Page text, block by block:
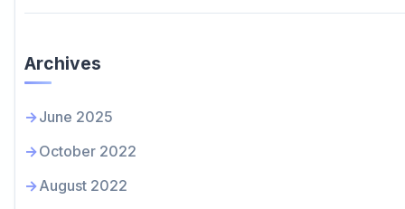
Archives
June 2025
October 2022
August 2022